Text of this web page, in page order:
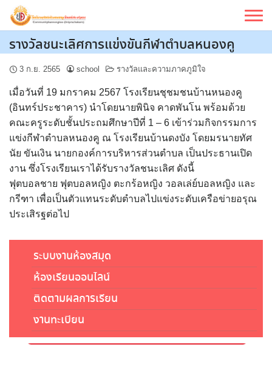
Skip
content
รางวัลชนะเลิศการแข่งขันกีฬาตำบลหนองคู
3 ก.ย. 2565 school รางวัลและความภาคภูมิใจ
เมื่อวันที่ 19 มกราคม 2567 โรงเรียนชุชมชนบ้านหนองคู
(อินทร์ประชาคาร) นำโดยนายพินิจ คาดพันโน พร้อมด้วย
คณะครูระดับชั้นประถมศึกษาปีที่ 1 – 6 เข้าร่วมกิจกรรมการ
แข่งกีฬาตำบลหนองคู ณ โรงเรียนบ้านดงบัง โดยมรนายทัศ
นัย ขันเงิน นายกองค์การบริหารส่วนตำบล เป็นประธานเปิด
งาน ซึ่งโรงเรียนเราได้รับรางวัลชนะเลิศ ดังนี้
ฟุตบอลชาย ฟุตบอลหญิง ตะกร้อหญิง วอลเล่ย์บอลหญิง และ
กรีฑา เพื่อเป็นตัวแทนระดับตำบลไปแข่งระดับเครือข่ายอรุณ
ประเสิรฐต่อไป
ระบบงานห้องสมุด
ห้องเรียนออนไลน์
ติดตามผลการเรียน
งานทะเบียน